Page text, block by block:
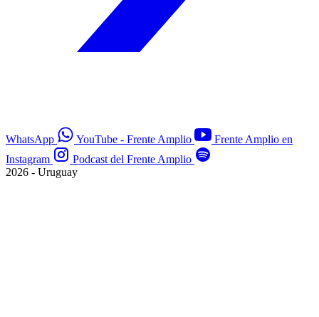
WhatsApp YouTube - Frente Amplio
Frente Amplio en
Instagram
Podcast del Frente Amplio
2026 - Uruguay